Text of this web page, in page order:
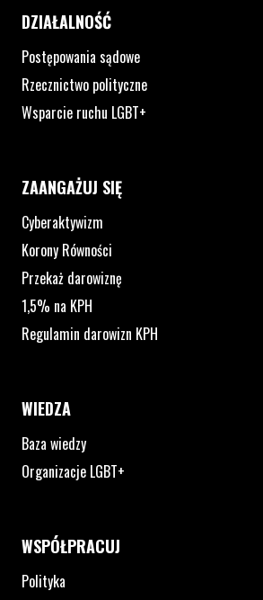
DZIAŁALNOŚĆ
Postępowania sądowe
Rzecznictwo polityczne
Wsparcie ruchu LGBT+
ZAANGAŻUJ SIĘ
Cyberaktywizm
Korony Równości
Przekaż darowiznę
1,5% na KPH
Regulamin darowizn KPH
WIEDZA
Baza wiedzy
Organizacje LGBT+
WSPÓŁPRACUJ
Polityka